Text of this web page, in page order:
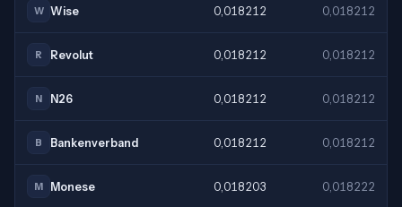
W Wise 0,018212 0,018212
R Revolut 0,018212 0,018212
N N26 0,018212 0,018212
B Bankenverband 0,018212 0,018212
M Monese 0,018203 0,018222